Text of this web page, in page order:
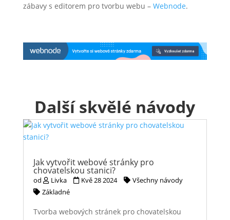
zábavy s editorem pro tvorbu webu – Webnode.
Další skvělé návody
Jak vytvořit webové stránky pro
chovatelskou stanici?
od Livka Kvě 28 2024
Všechny návody
Základné
Tvorba webových stránek pro chovatelskou